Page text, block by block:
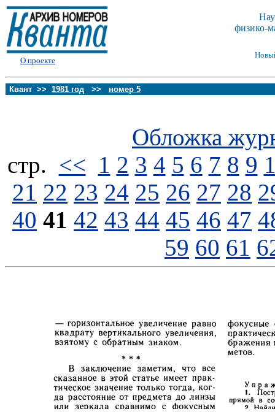
О проекте
физико-
Квант >> 1981 год >> номер 5
Обложка
стp. << 1 2 3 4 5 6 7 8 9
21 22 23 24 25 26 27 28
40 41 42 43 44 45 46 47
59 60 61